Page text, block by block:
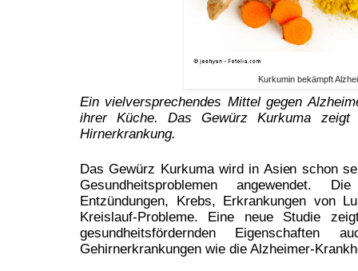
Kurkumin bekämpft
Ein vielversprechendes Mittel gegen
ihrer Küche. Das Gewürz Kurkuma zeigt
Hirnerkrankung.
Das Gewürz Kurkuma wird in Asien schon
Gesundheitsproblemen angewendet.
Entzündungen, Krebs, Erkrankungen von
Kreislauf-Probleme. Eine neue Studie
gesundheitsfördernden
Gehirnerkrankungen wie die Alzheimer-